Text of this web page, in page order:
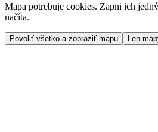
Mapa potrebuje cookies. Zapni ich
načíta.
Povoliť všetko a zobraziť mapu Len